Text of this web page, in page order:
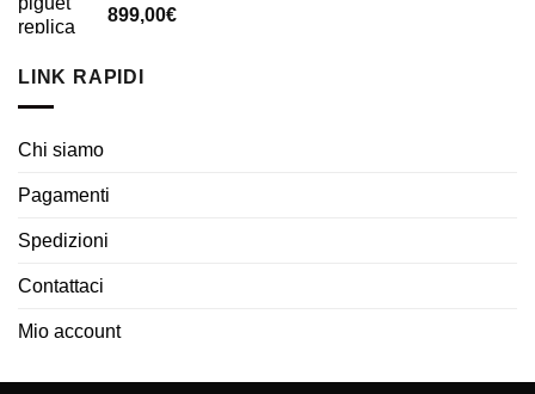
899,00€
LINK RAPIDI
Chi siamo
Pagamenti
Spedizioni
Contattaci
Mio account